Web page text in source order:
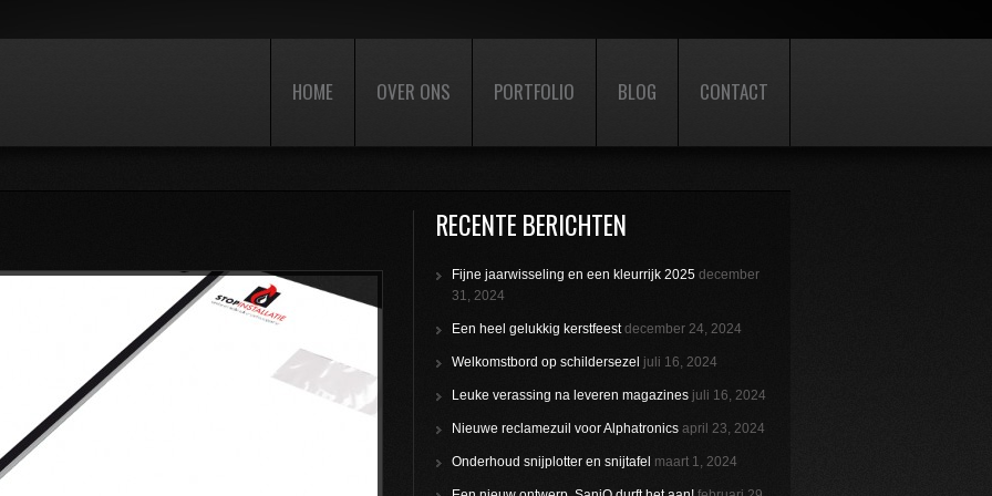
HOME OVER ONS PORTFOLIO BLOG CONTACT
RECENTE BERICHTEN
Fijne jaarwisseling en een kleurrijk 2025 december
31, 2024
Een heel gelukkig kerstfeest december 24, 2024
Welkomstbord op schildersezel juli 16, 2024
Leuke verassing na leveren magazines juli 16, 2024
Nieuwe reclamezuil voor Alphatronics april 23, 2024
Onderhoud snijplotter en snijtafel maart 1, 2024